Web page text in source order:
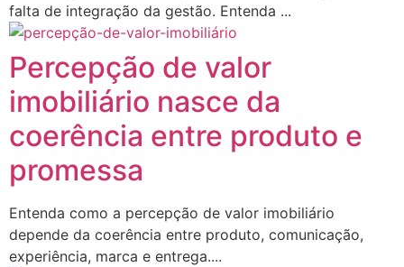
falta de integração da gestão. Entenda ...
Percepção de valor
imobiliário nasce da
coerência entre produto e
promessa
Entenda como a percepção de valor imobiliário
depende da coerência entre produto, comunicação,
experiência, marca e entrega....